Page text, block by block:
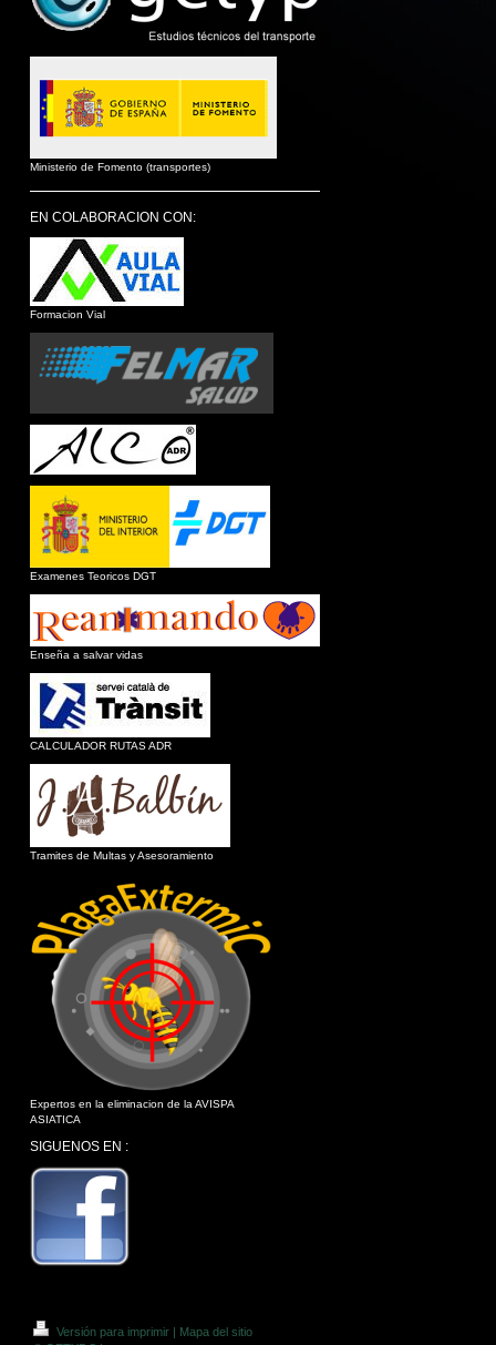
Ministerio de Fomento (transportes)
EN COLABORACION CON:
Formacion Vial
Examenes Teoricos DGT
Enseña a salvar vidas
CALCULADOR RUTAS ADR
Tramites de Multas y Asesoramiento
Expertos en la eliminacion de la AVISPA
ASIATICA
SIGUENOS EN :
Versión para imprimir | Mapa del sitio